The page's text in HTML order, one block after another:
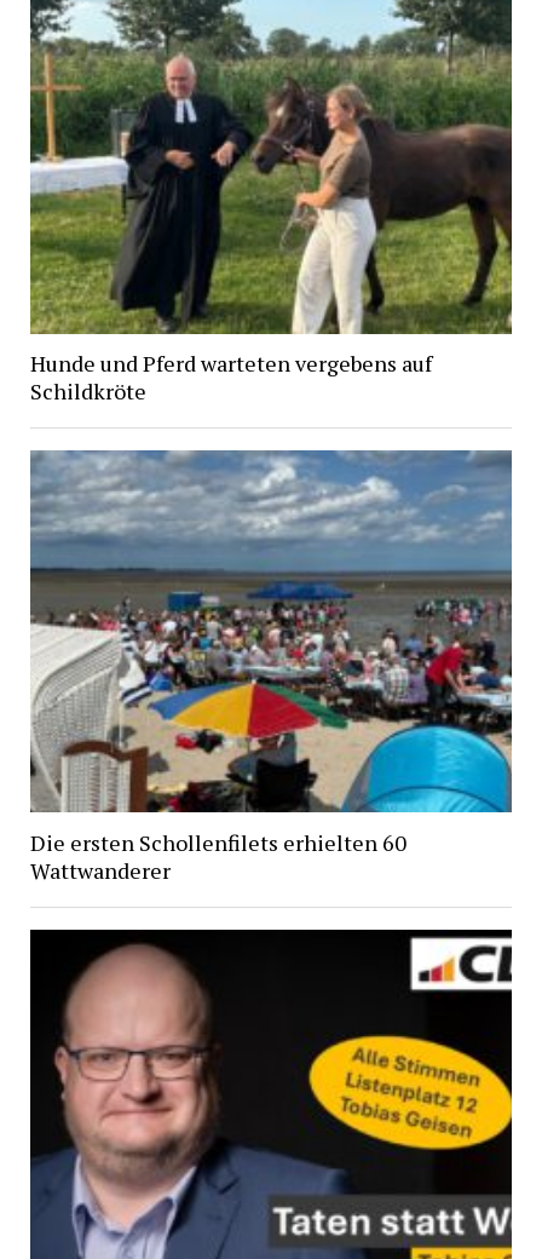
Hunde und Pferd warteten vergebens auf
Schildkröte
Die ersten Schollenfilets erhielten 60
Wattwanderer